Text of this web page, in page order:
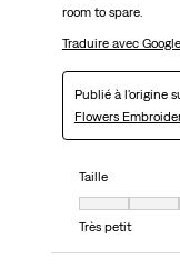
room to spare.
Traduire avec Google
Publié à l'origine
Flowers
Taille
Taille, 4 sur 7, où
Très petit